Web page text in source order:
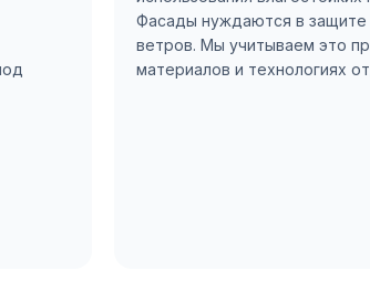
Фасады нуждаются в защите
ветров. Мы учитываем это
материалов и технологиях